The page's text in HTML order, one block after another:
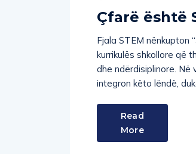
Çfarë është
Fjala STEM nënkupton
kurrikulës shkollore që
dhe ndërdisiplinore. Në
integron këto lëndë,
Read
More